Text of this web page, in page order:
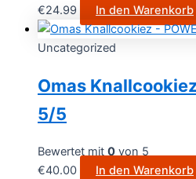
€24.99 In den Warenkorb
Uncategorized
Omas Knallcookiez
5/5
Bewertet mit 0 von 5
€40.00 In den Warenkorb